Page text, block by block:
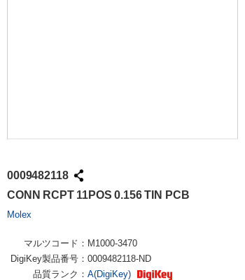
0009482118
CONN RCPT 11POS 0.156 TIN PCB
Molex
マルツコード： M1000-3470
DigiKey製品番号： 0009482118-ND
品質ランク： A(DigiKey)